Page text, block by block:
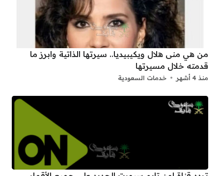
من هي منى هلال ويكيبيديا.. سيرتها الذاتية وابرز ما
قدمته خلال مسيرتها
منذ 4 أشهر خدمات السعودية